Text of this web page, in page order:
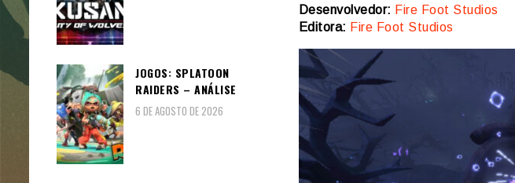
Desenvolvedor: Fire Foot Studios
Editora: Fire Foot Studios
JOGOS: SPLATOON
RAIDERS – ANÁLISE
6 DE AGOSTO DE 2026